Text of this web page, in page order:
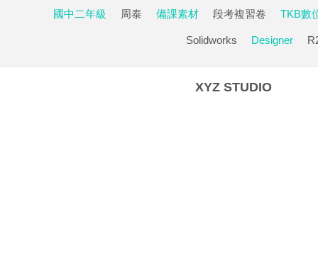
國中二年級 周泰 備課素材 段考複習卷 TKB數
Solidworks Designer
XYZ STUDIO